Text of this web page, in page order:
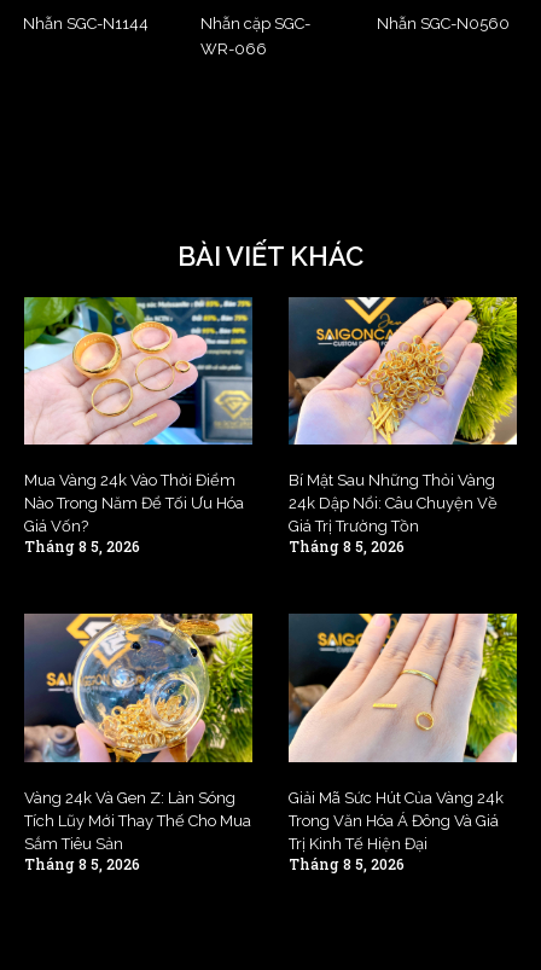
Nhẫn SGC-N1144
Nhẫn cặp SGC-
WR-066
Nhẫn SGC-N0560
BÀI VIẾT KHÁC
Mua Vàng 24k Vào Thời Điểm
Nào Trong Năm Để Tối Ưu Hóa
Giá Vốn?
Tháng 8 5, 2026
Bí Mật Sau Những Thỏi Vàng
24k Dập Nổi: Câu Chuyện Về
Giá Trị Trường Tồn
Tháng 8 5, 2026
Vàng 24k Và Gen Z: Làn Sóng
Tích Lũy Mới Thay Thế Cho Mua
Sắm Tiêu Sản
Tháng 8 5, 2026
Giải Mã Sức Hút Của Vàng 24k
Trong Văn Hóa Á Đông Và Giá
Trị Kinh Tế Hiện Đại
Tháng 8 5, 2026